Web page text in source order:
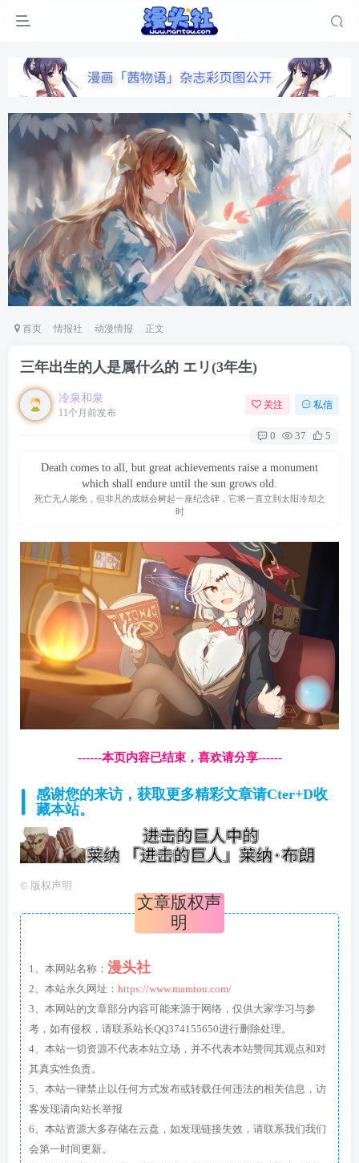
首页 情报社 动漫情报 正文
三年出生的人是属什么的 エリ(3年生)
冷泉和泉
11个月前发布
关注 私信
0 37 5
Death comes to all, but great achievements raise a monument
which shall endure until the sun grows old.
死亡无人能免，但非凡的成就会树起一座纪念碑，它将一直立到太阳冷却之
时
------本页内容已结束，喜欢请分享------
感谢您的来访，获取更多精彩文章请Cter+D收
藏本站。
© 版权声明
文章版权声
明
1、本网站名称： 漫头社
2、本站永久网址： https://www.mamtou.com/
3、本网站的文章部分内容可能来源于网络，仅供大家学习与参
考，如有侵权，请联系站长QQ374155650进行删除处理。
4、本站一切资源不代表本站立场，并不代表本站赞同其观点和对
其真实性负责。
5、本站一律禁止以任何方式发布或转载任何违法的相关信息，访
客发现请向站长举报
6、本站资源大多存储在云盘，如发现链接失效，请联系我们我们
会第一时间更新。